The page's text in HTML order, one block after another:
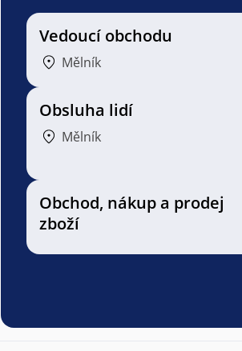
Vedoucí obchodu
Mělník
Obsluha lidí
Mělník
Obchod, nákup a prodej
zboží